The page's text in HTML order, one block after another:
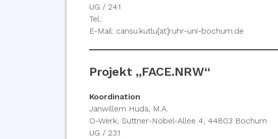
UG / 24.1
Tel.:
E-Mail: cansu.kutlu[at]ruhr-uni-bochum.de
Projekt „FACE.NRW“
Koordination
Janwillem Huda, M.A.
O-Werk, Suttner-Nobel-Allee 4, 44803 Bochum
UG / 23.1